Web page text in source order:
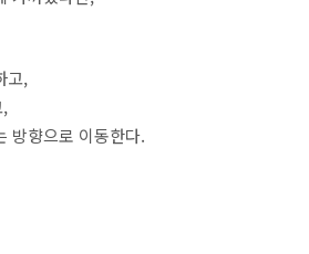
고,
,
방향으로 이동한다.